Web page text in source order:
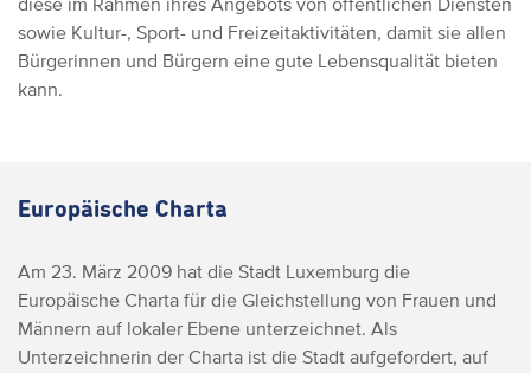
sowie Kultur-, Sport- und Freizeitaktivitäten, damit sie allen
Bürgerinnen und Bürgern eine gute Lebensqualität bieten
kann.
Europäische Charta
Am 23. März 2009 hat die Stadt Luxemburg die
Europäische Charta für die Gleichstellung von Frauen und
Männern auf lokaler Ebene unterzeichnet. Als
Unterzeichnerin der Charta ist die Stadt aufgefordert, auf